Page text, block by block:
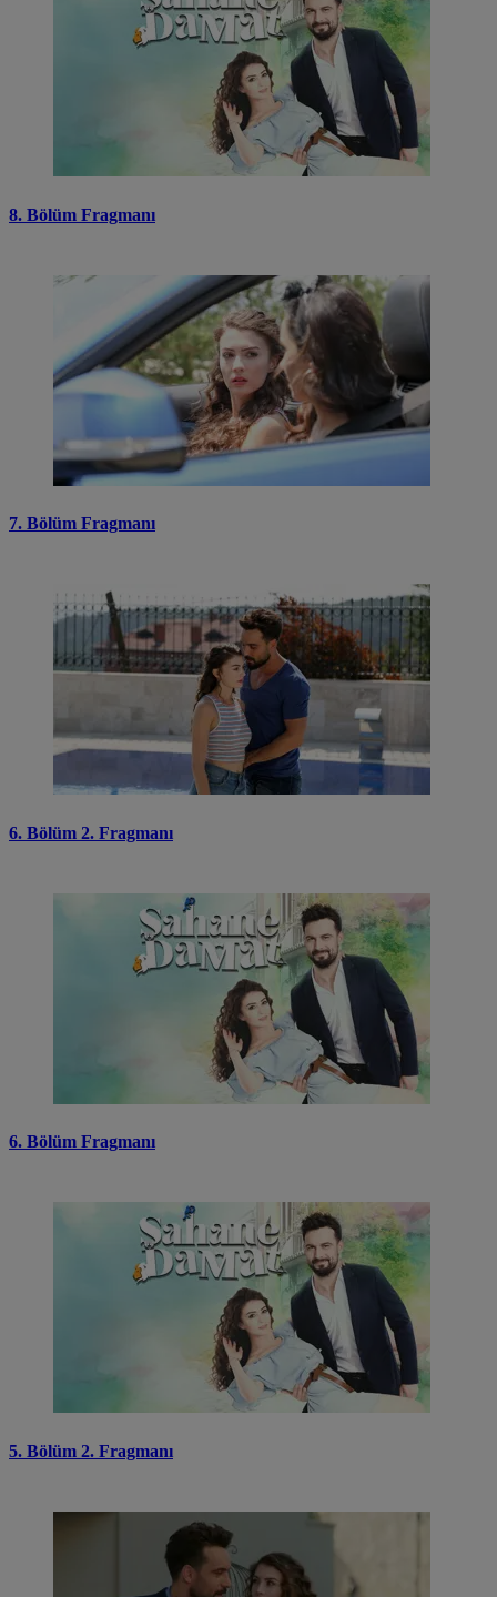
8. Bölüm Fragmanı
7. Bölüm Fragmanı
6. Bölüm 2. Fragmanı
6. Bölüm Fragmanı
5. Bölüm 2. Fragmanı